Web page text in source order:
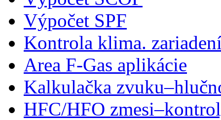
Výpočet SPF
Kontrola klima.
Area F-Gas aplikácie
Kalkulačka
HFC/HFO